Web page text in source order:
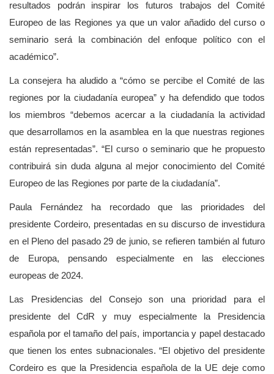
resultados podrán inspirar los futuros trabajos del Comité
Europeo de las Regiones ya que un valor añadido del curso o
seminario será la combinación del enfoque político con el
académico”.
La consejera ha aludido a “cómo se percibe el Comité de las
regiones por la ciudadanía europea” y ha defendido que todos
los miembros “debemos acercar a la ciudadanía la actividad
que desarrollamos en la asamblea en la que nuestras regiones
están representadas”. “El curso o seminario que he propuesto
contribuirá sin duda alguna al mejor conocimiento del Comité
Europeo de las Regiones por parte de la ciudadanía”.
Paula Fernández ha recordado que las prioridades del
presidente Cordeiro, presentadas en su discurso de investidura
en el Pleno del pasado 29 de junio, se refieren también al futuro
de Europa, pensando especialmente en las elecciones
europeas de 2024.
Las Presidencias del Consejo son una prioridad para el
presidente del CdR y muy especialmente la Presidencia
española por el tamaño del país, importancia y papel destacado
que tienen los entes subnacionales. “El objetivo del presidente
Cordeiro es que la Presidencia española de la UE deje como